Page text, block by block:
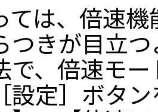
ては、倍速
つきが目立
で、倍速モ
設定］ボタ